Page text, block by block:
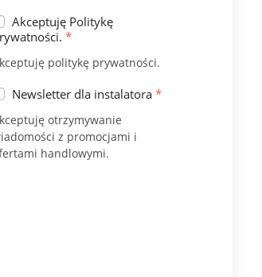
Akceptuję Politykę
*
politykę prywatności.
Newsletter dla instalatora *
otrzymywanie
z promocjami i
handlowymi.